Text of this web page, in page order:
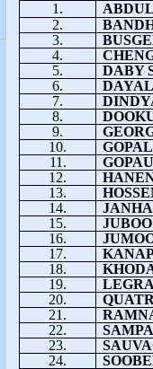
1.
2.
3.
4.
5.
DABY
6.
7.
8.
9.
10.
11.
12.
13.
14.
15.
16.
17.
18.
19.
20.
21.
22.
23.
24.